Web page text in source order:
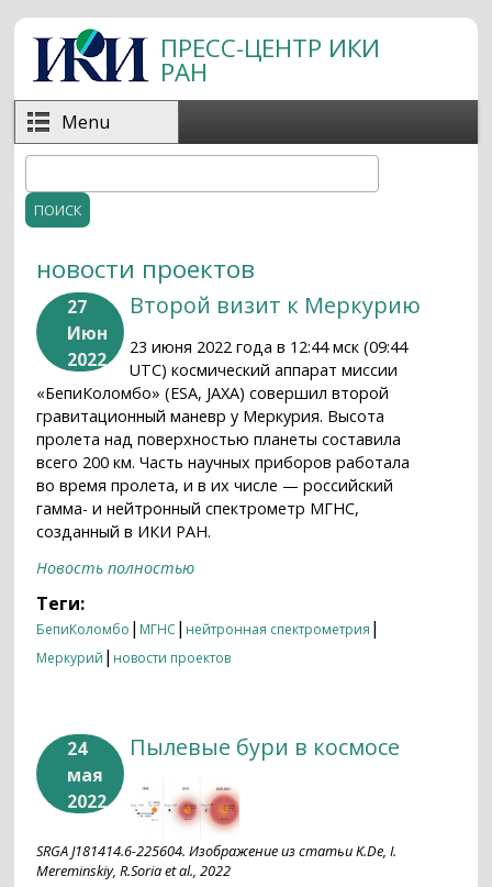
Перейти к основному содержанию
ПРЕСС-ЦЕНТР ИКИ
РАН
Menu
Форма поиска
новости проектов
27
Июн
2022
Второй визит к Меркурию
23 июня 2022 года в 12:44 мск (09:44
UTC) космический аппарат миссии
«БепиКоломбо» (ESA, JAXA) совершил второй
гравитационный маневр у Меркурия. Высота
пролета над поверхностью планеты составила
всего 200 км. Часть научных приборов работала
во время пролета, и в их числе — российский
гамма- и нейтронный спектрометр МГНС,
созданный в ИКИ РАН.
Новость полностью
Теги:
БепиКоломбо | МГНС | нейтронная спектрометрия |
Меркурий | новости проектов
24
мая
2022
Пылевые бури в космосе
SRGA J181414.6-225604. Изображение из статьи K.De, I.
Mereminskiy, R.Soria et al., 2022